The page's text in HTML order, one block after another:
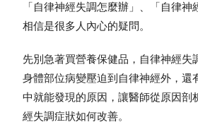
「 自律神經失調怎麼辦 」、「 自律神
相信是很多人內心的疑問。
先別急著買營養保健品，自律神經失
身體部位病變壓迫到自律神經外，還
中就能發現的原因，讓醫師從原因剖
經失調症狀如何改善。